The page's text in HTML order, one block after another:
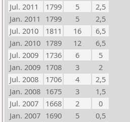
Jul. 2011
1799 5
2,5
Jan. 2011
1799 5
2,5
Jul. 2010
1811 16
6,5
Jan. 2010 1789 12
6,5
Jul. 2009
1736 6
5
Jan. 2009 1708 3
2
Jul. 2008
1706 4
2,5
Jan. 2008 1675 3
1,5
Jul. 2007
1668 2
0
Jan. 2007 1690 5
0,5